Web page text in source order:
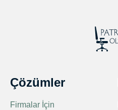
Çözümler
Firmalar İçin